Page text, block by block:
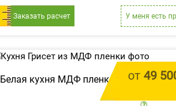
Заказать расчет У меня есть
от 49
Белая кухня МДФ пленка «Грисет»